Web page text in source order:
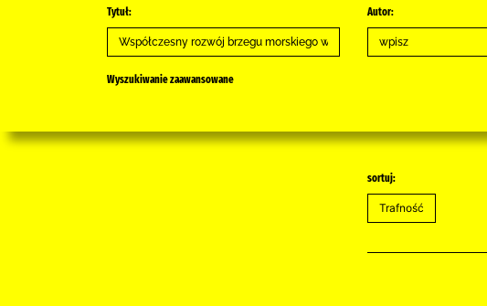
Tytuł: Autor:
Wyszukiwanie zaawansowane
sortuj: